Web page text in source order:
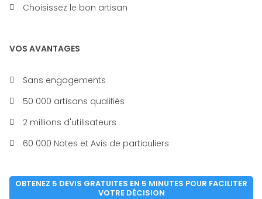
Choisissez le bon artisan
VOS AVANTAGES
Sans engagements
50 000 artisans qualifiés
2 millions d'utilisateurs
60 000 Notes et Avis de particuliers
OBTENEZ 5 DEVIS GRATUITES EN 5 MINUTES POUR FACILITER
VOTRE DÉCISION